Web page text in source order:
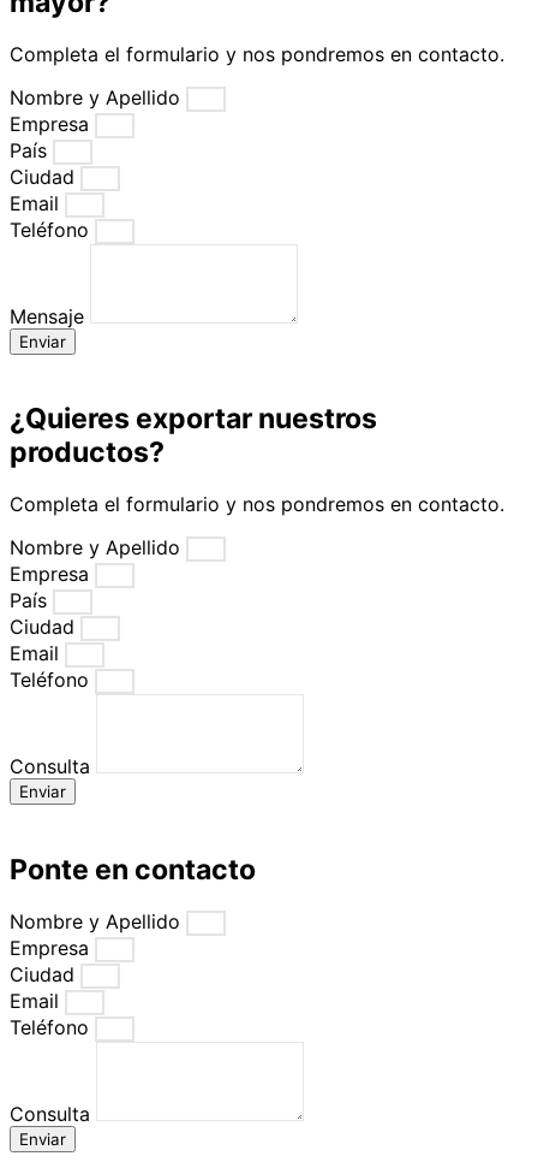
Completa el formulario y nos pondremos en contacto.
Nombre y Apellido
Empresa
País
Ciudad
Email
Teléfono
Mensaje
Enviar
¿Quieres exportar nuestros
productos?
Completa el formulario y nos pondremos en contacto.
Nombre y Apellido
Empresa
País
Ciudad
Email
Teléfono
Consulta
Enviar
Ponte en contacto
Nombre y Apellido
Empresa
Ciudad
Email
Teléfono
Consulta
Enviar